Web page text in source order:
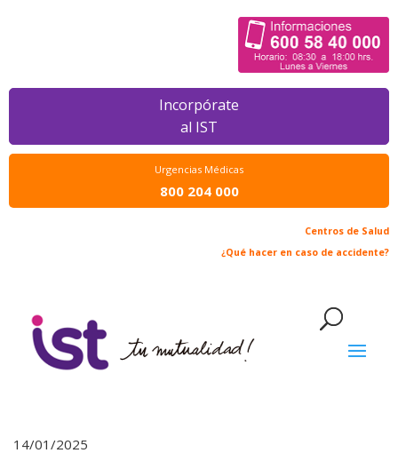
Incorpórate
al IST
Urgencias Médicas
800 204 000
Centros de Salud
¿Qué hacer en caso de accidente?
14/01/2025